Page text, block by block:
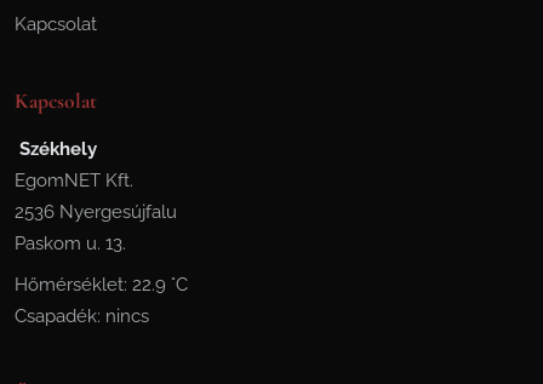
Kapcsolat
Kapcsolat
Székhely
EgomNET Kft.
2536 Nyergesújfalu
Paskom u. 13.
Hőmérséklet: 22.9 °C
Csapadék: nincs